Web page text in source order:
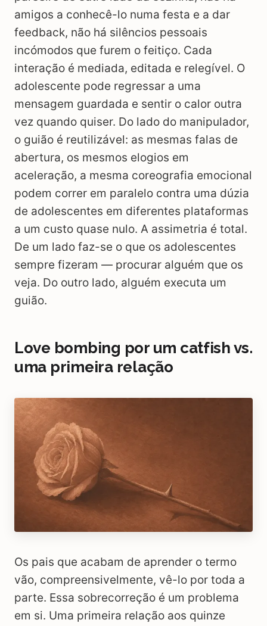
amigos a conhecê-lo numa festa e a dar
feedback, não há silêncios pessoais
incómodos que furem o feitiço. Cada
interação é mediada, editada e relegível. O
adolescente pode regressar a uma
mensagem guardada e sentir o calor outra
vez quando quiser. Do lado do manipulador,
o guião é reutilizável: as mesmas falas de
abertura, os mesmos elogios em
aceleração, a mesma coreografia emocional
podem correr em paralelo contra uma dúzia
de adolescentes em diferentes plataformas
a um custo quase nulo. A assimetria é total.
De um lado faz-se o que os adolescentes
sempre fizeram — procurar alguém que os
veja. Do outro lado, alguém executa um
guião.
Love bombing por um catfish vs.
uma primeira relação
Os pais que acabam de aprender o termo
vão, compreensivelmente, vê-lo por toda a
parte. Essa sobrecorreção é um problema
em si. Uma primeira relação aos quinze